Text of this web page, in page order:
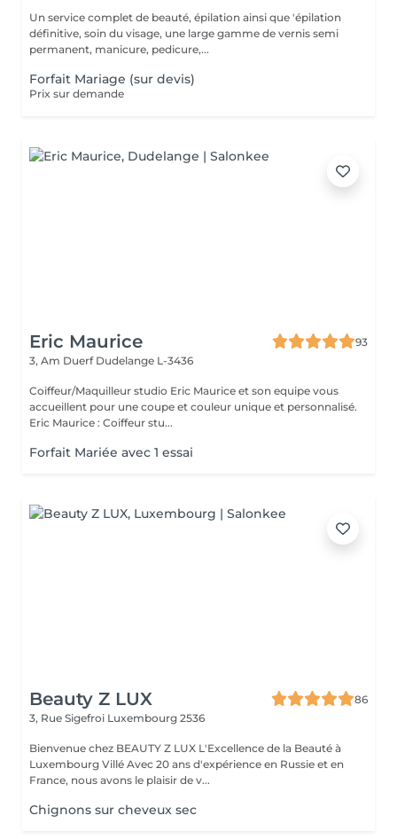
Un service complet de beauté, épilation ainsi que 'épilation
définitive, soin du visage, une large gamme de vernis semi
permanent, manicure, pedicure,...
Forfait Mariage (sur devis)
Prix sur demande
Eric Maurice
93
3, Am Duerf Dudelange L-3436
Coiffeur/Maquilleur studio Eric Maurice et son equipe vous
accueillent pour une coupe et couleur unique et personnalisé.
Eric Maurice : Coiffeur stu...
Forfait Mariée avec 1 essai
Beauty Z LUX
86
3, Rue Sigefroi Luxembourg 2536
Bienvenue chez BEAUTY Z LUX L'Excellence de la Beauté à
Luxembourg Villé Avec 20 ans d'expérience en Russie et en
France, nous avons le plaisir de v...
Chignons sur cheveux sec